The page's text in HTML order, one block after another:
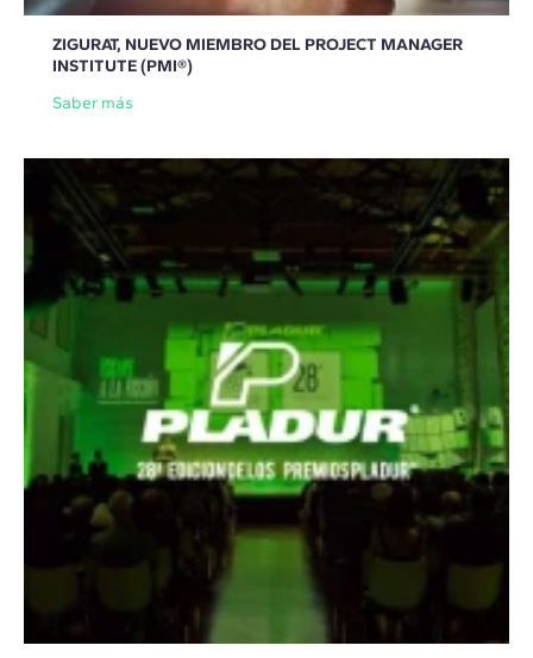
ZIGURAT, NUEVO MIEMBRO DEL PROJECT MANAGER
INSTITUTE (PMI®)
Saber más